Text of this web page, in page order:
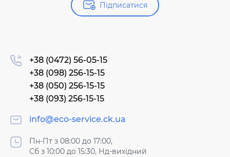
Підписатися
+38 (0472) 56-05-15
+38 (098) 256-15-15
+38 (050) 256-15-15
+38 (093) 256-15-15
info@eco-service.ck.ua
Пн-Пт з 08:00 до 17:00,
Сб з 10:00 до 15:30, Нд-вихідний